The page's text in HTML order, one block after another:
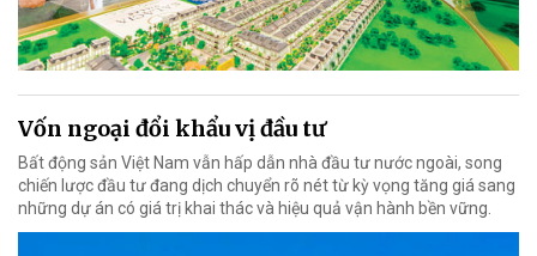
Vốn ngoại đổi khẩu vị đầu tư
Bất động sản Việt Nam vẫn hấp dẫn nhà đầu tư nước ngoài, song
chiến lược đầu tư đang dịch chuyển rõ nét từ kỳ vọng tăng giá sang
những dự án có giá trị khai thác và hiệu quả vận hành bền vững.